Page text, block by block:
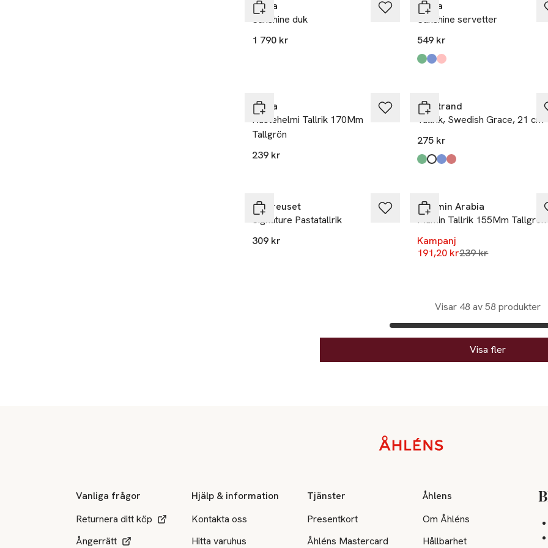
Himla
Sunshine duk
1 790 kr
Himla
Sunshine servetter
549 kr
Produkten finns i färgerna:
Sage,
Heavenly
Grounded
Iittala
Kastehelmi Tallrik 170Mm
Tallgrön
239 kr
Rörstrand
Tallrik, Swedish Grace, 21 cm
275 kr
Produkten finns i färgerna:
Äng,
Snö,
Is,
Ros,
Le Creuset
Signature Pastatallrik
309 kr
Moomin Arabia
Mumin Tallrik 155Mm Tallgrön
Kampanj
191,20 krLägsta pris 30 dagar
239 kr
Visar 48 av 58 produkter
Visa fler
Vanliga frågor
Returnera ditt köp
Ångerrätt
Hjälp & information
Kontakta oss
Hitta varuhus
Tjänster
Presentkort
Åhléns Mastercard
Åhlens
Om Åhléns
Hållbarhet